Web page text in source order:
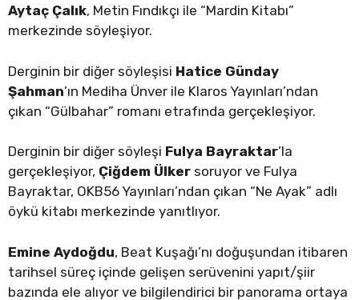
Aytaç Çalık, Metin Fındıkçı ile “Mardin Kitabı”
merkezinde söyleşiyor.
Derginin bir diğer söyleşisi Hatice Günday
Şahman’ın Mediha Ünver ile Klaros Yayınları’ndan
çıkan “Gülbahar” romanı etrafında gerçekleşiyor.
Derginin bir diğer söyleşi Fulya Bayraktar’la
gerçekleşiyor, Çiğdem Ülker soruyor ve Fulya
Bayraktar, OKB56 Yayınları’ndan çıkan “Ne Ayak” adlı
öykü kitabı merkezinde yanıtlıyor.
Emine Aydoğdu, Beat Kuşağı’nı doğuşundan itibaren
tarihsel süreç içinde gelişen serüvenini yapıt/şiir
bazında ele alıyor ve bilgilendirici bir panorama ortaya